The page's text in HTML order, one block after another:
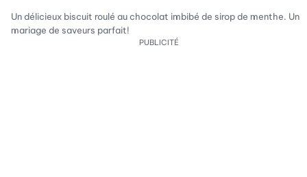
Un délicieux biscuit roulé au chocolat imbibé de sirop de menthe. Un
mariage de saveurs parfait!
PUBLICITÉ